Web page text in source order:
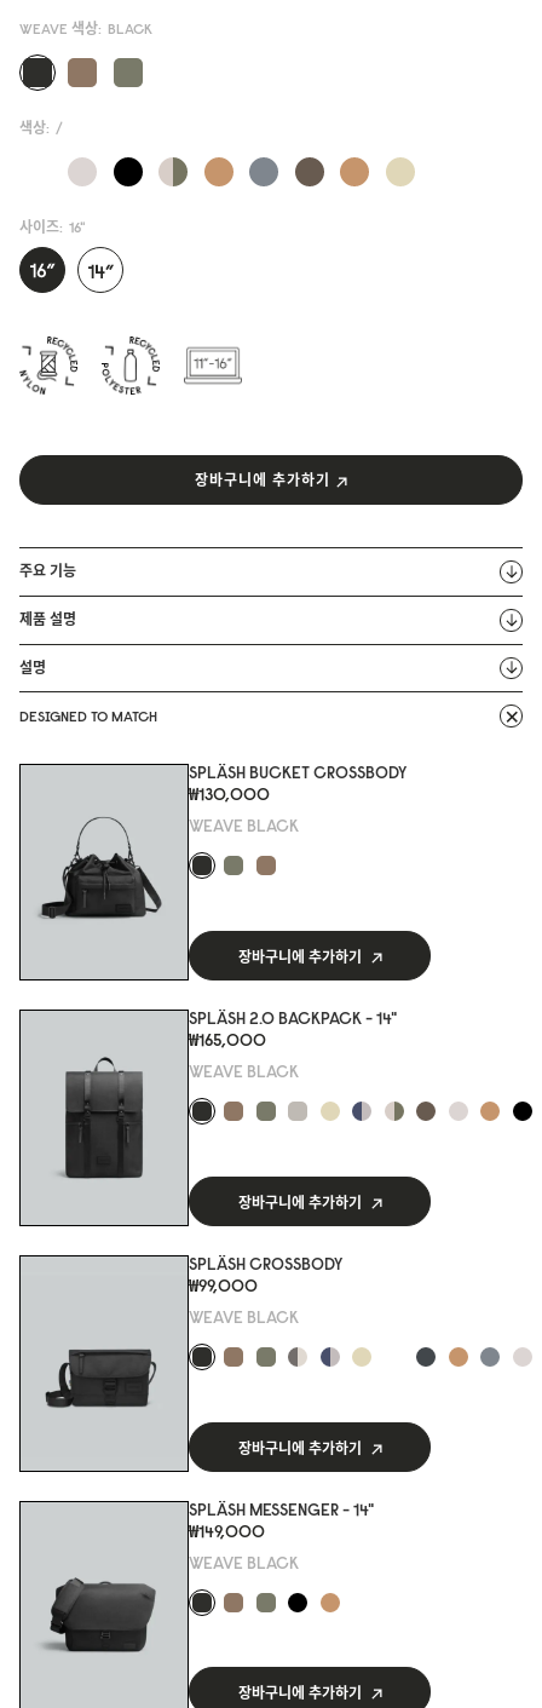
WEAVE 색상: BLACK
색상: /
사이즈: 16"
장바구니에 추가하기
주요 기능
제품 설명
설명
DESIGNED TO MATCH
SPLÄSH BUCKET CROSSBODY
₩130,000
WEAVE BLACK
장바구니에 추가하기
SPLÄSH 2.0 BACKPACK - 14"
₩165,000
WEAVE BLACK
장바구니에 추가하기
SPLÄSH CROSSBODY
₩99,000
WEAVE BLACK
장바구니에 추가하기
SPLÄSH MESSENGER - 14"
₩149,000
WEAVE BLACK
장바구니에 추가하기